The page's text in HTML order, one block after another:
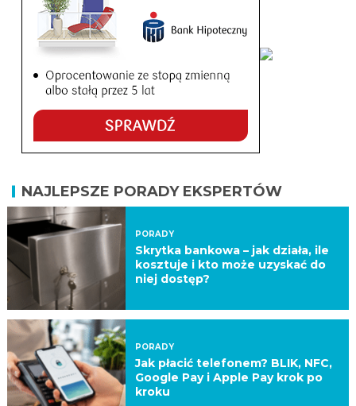
NAJLEPSZE PORADY EKSPERTÓW
PORADY
Skrytka bankowa – jak działa, ile
kosztuje i kto może uzyskać do
niej dostęp?
PORADY
Jak płacić telefonem? BLIK, NFC,
Google Pay i Apple Pay krok po
kroku